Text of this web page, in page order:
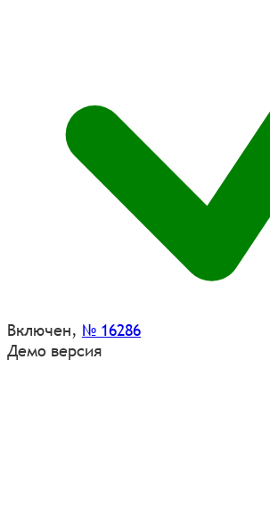
Включен, № 16286
Демо версия